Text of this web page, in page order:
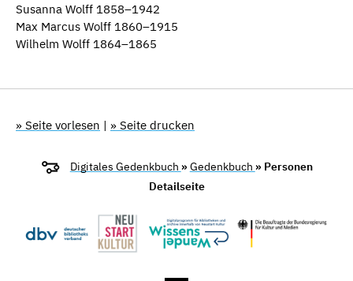
Susanna Wolff 1858–1942
Max Marcus Wolff 1860–1915
Wilhelm Wolff 1864–1865
» Seite vorlesen | » Seite drucken
Digitales Gedenkbuch »Gedenkbuch » Personen
Detailseite